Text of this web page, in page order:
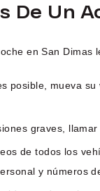
De Un
en San
posible, mueva
graves,
de todos los
y números